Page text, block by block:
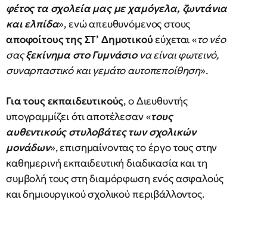
φέτος τα σχολεία μας με χαμόγελα, ζωντάνια
και ελπίδα», ενώ απευθυνόμενος στους
αποφοίτους της ΣΤ’ Δημοτικούεύχεται «το νέο
σαςξεκίνημα στο Γυμνάσιονα είναι φωτεινό,
συναρπαστικό και γεμάτο αυτοπεποίθηση».
Για τους εκπαιδευτικούς, ο Διευθυντής
υπογραμμίζει ότι αποτέλεσαν «τους
αυθεντικούς στυλοβάτες των σχολικών
μονάδων», επισημαίνοντας το έργο τους στην
καθημερινή εκπαιδευτική διαδικασία και τη
συμβολή τους στη διαμόρφωση ενός ασφαλούς
και δημιουργικού σχολικού περιβάλλοντος.